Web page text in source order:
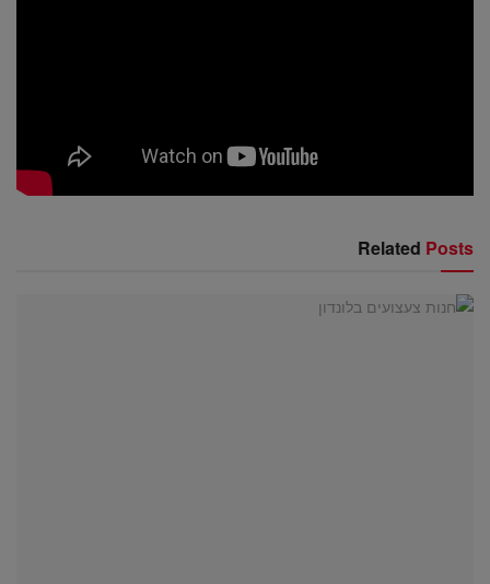
Related Posts